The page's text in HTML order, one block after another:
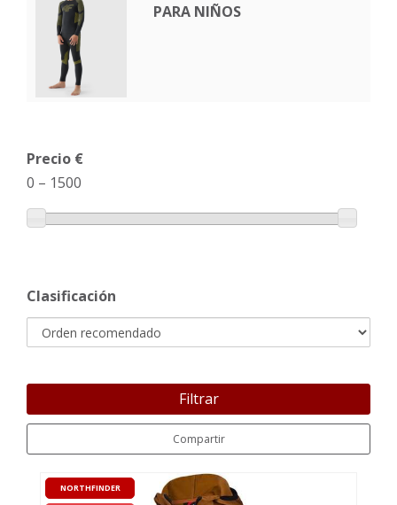
PARA NIÑOS
Precio €
0 – 1500
Clasificación
Filtrar
Compartir
NORTHFINDER